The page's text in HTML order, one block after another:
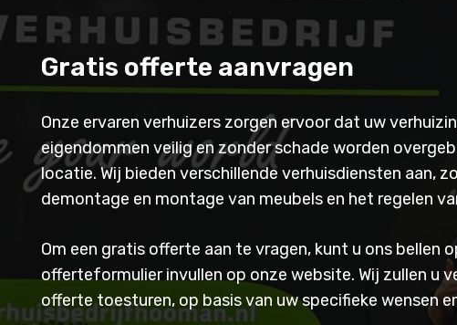
Gratis offerte aanvragen
Onze ervaren verhuizers zorgen ervoor dat uw
eigendommen veilig en zonder schade worden
locatie. Wij bieden verschillende verhuisdiensten aan,
demontage en montage van meubels en het regelen
Om een gratis offerte aan te vragen, kunt u ons bellen
offerteformulier invullen op onze website. Wij zullen u
offerte toesturen, op basis van uw specifieke wensen